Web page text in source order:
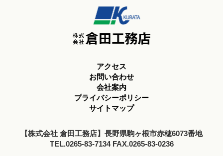
アクセス
お問い合わせ
会社案内
プライバシーポリシー
サイトマップ
【株式会社 倉田工務店】長野県駒ヶ根市赤穂6073番地
TEL.0265-83-7134 FAX.0265-83-0236